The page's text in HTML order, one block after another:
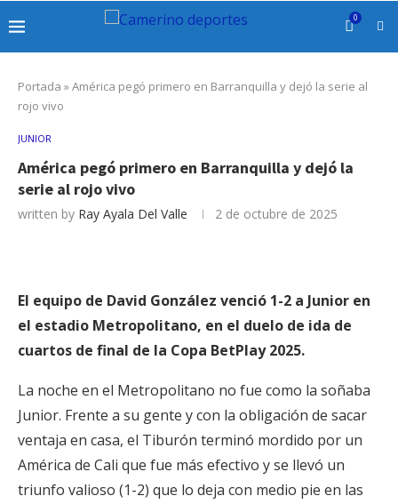
0
Portada »América pegó primero en Barranquilla y dejó la serie al
rojo vivo
JUNIOR
América pegó primero en Barranquilla y dejó la
serie al rojo vivo
written by Ray Ayala Del Valle 2 de octubre de 2025
El equipo de David González venció 1-2 a Junior en
el estadio Metropolitano, en el duelo de ida de
cuartos de final de la Copa BetPlay 2025.
La noche en el Metropolitano no fue como la soñaba
Junior. Frente a su gente y con la obligación de sacar
ventaja en casa, el Tiburón terminó mordido por un
América de Cali que fue más efectivo y se llevó un
triunfo valioso (1-2) que lo deja con medio pie en las